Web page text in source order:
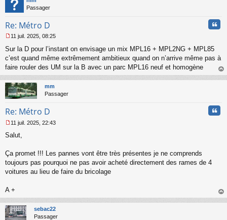
n
n
u
Passager
Re: Métro D
e
s
s
g
e
n
n
u
11 juil. 2025, 08:25
Sur la D pour l’instant on envisage un mix MPL16 + MPL2NG + MPL85
c’est quand même extrêmement ambitieux quand on n’arrive même pas à
faire rouler des UM sur la B avec un parc MPL16 neuf et homogène
au
mm
Passager
Re: Métro D
e
s
g
e
o
n
l
u
11 juil. 2025, 22:43
Salut,
Ça promet !!! Les pannes vont être très présentes je ne comprends
toujours pas pourquoi ne pas avoir acheté directement des rames de 4
voitures au lieu de faire du bricolage
A +
au
sebac22
Passager